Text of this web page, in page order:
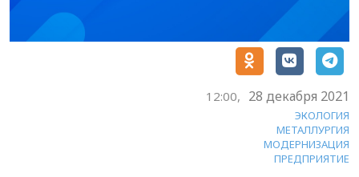
12:00, 28 декабря 2021
ЭКОЛОГИЯ
МЕТАЛЛУРГИЯ
МОДЕРНИЗАЦИЯ
ПРЕДПРИЯТИЕ